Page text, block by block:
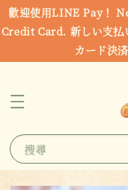
歡迎使用LINE Pay！
Credit Card. 新しい支払
カード決
搜尋